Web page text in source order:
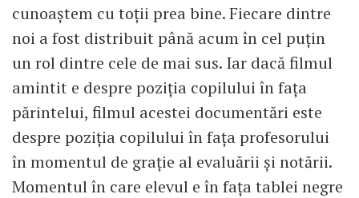
cunoaștem cu toții prea bine. Fiecare dintre
noi a fost distribuit până acum în cel puțin
un rol dintre cele de mai sus. Iar dacă filmul
amintit e despre poziția copilului în fața
părintelui, filmul acestei documentări este
despre poziția copilului în fața profesorului
în momentul de grație al evaluării și notării.
Momentul în care elevul e în fața tablei negre